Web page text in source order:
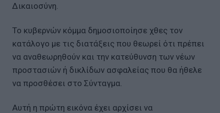
Δικαιοσύνη.
Το κυβερνών κόμμα δημοσιοποίησε χθες τον
κατάλογο με τις διατάξεις που θεωρεί ότι πρέπει
να αναθεωρηθούν και την κατεύθυνση των νέων
προστασιών ή δικλίδων ασφαλείας που θα ήθελε
να προσθέσει στο Σύνταγμα.
Αυτή η πρώτη εικόνα έχει αρχίσει να